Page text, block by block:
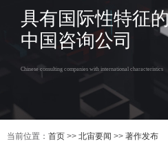
具有国际性特征
中国咨询公司
Chinese consulting companies with international characteristics
当前位置： 首页 >> 北宙要闻 >> 著作发布